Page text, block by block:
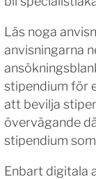
Läs noga
anvisningarna
stipendium för
att bevilja
övervägande
stipendium
Enbart digitala